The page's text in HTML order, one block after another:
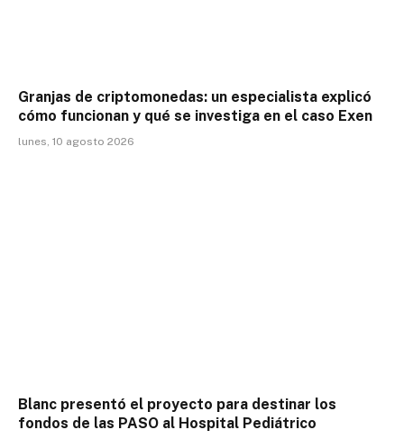
Granjas de criptomonedas: un especialista explicó
cómo funcionan y qué se investiga en el caso Exen
lunes, 10 agosto 2026
Blanc presentó el proyecto para destinar los
fondos de las PASO al Hospital Pediátrico